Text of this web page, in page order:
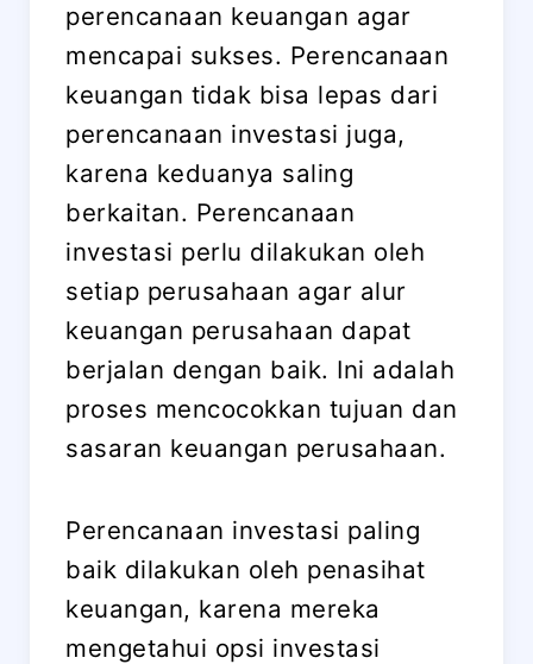
perencanaan keuangan agar
mencapai sukses. Perencanaan
keuangan tidak bisa lepas dari
perencanaan investasi juga,
karena keduanya saling
berkaitan. Perencanaan
investasi perlu dilakukan oleh
setiap perusahaan agar alur
keuangan perusahaan dapat
berjalan dengan baik. Ini adalah
proses mencocokkan tujuan dan
sasaran keuangan perusahaan.
Perencanaan investasi paling
baik dilakukan oleh penasihat
keuangan, karena mereka
mengetahui opsi investasi